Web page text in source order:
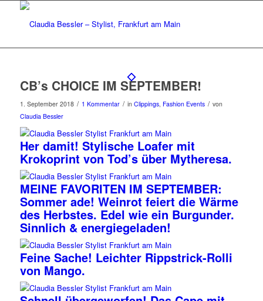
CB’s CHOICE IM SEPTEMBER!
1. September 2018 / 1 Kommentar / in Clippings, Fashion Events / von
Claudia Bessler
Her damit! Stylische Loafer mit
Krokoprint von Tod’s über Mytheresa.
MEINE FAVORITEN IM SEPTEMBER:
Sommer ade! Weinrot feiert die Wärme
des Herbstes. Edel wie ein Burgunder.
Sinnlich & energiegeladen!
Feine Sache! Leichter Rippstrick-Rolli
von Mango.